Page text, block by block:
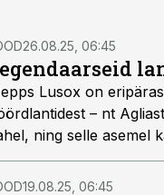
26.08.25, 06:45
Lusox on
– nt
ning selle asemel
19.08.25, 06:45